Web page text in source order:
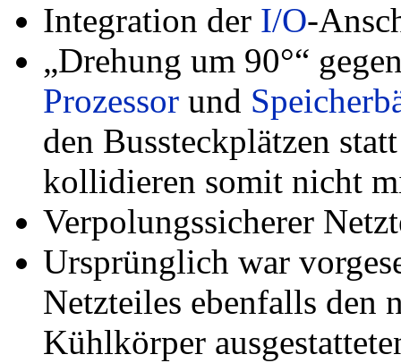
Integration der I/O-
„Drehung um 90°“
Prozessor und
den Bussteckplätzen
kollidieren somit nicht
Verpolungssicherer
Ursprünglich war
Netzteiles ebenfalls den
Kühlkörper